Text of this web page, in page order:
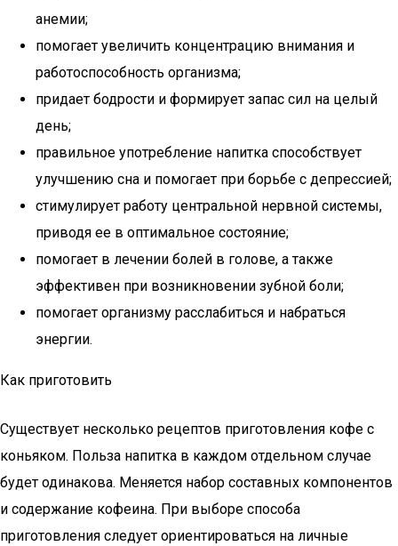
анемии;
помогает увеличить концентрацию внимания и
работоспособность организма;
придает бодрости и формирует запас сил на целый
день;
правильное употребление напитка способствует
улучшению сна и помогает при борьбе с депрессией;
стимулирует работу центральной нервной системы,
приводя ее в оптимальное состояние;
помогает в лечении болей в голове, а также
эффективен при возникновении зубной боли;
помогает организму расслабиться и набраться
энергии.
Как приготовить
Существует несколько рецептов приготовления кофе с
коньяком. Польза напитка в каждом отдельном случае
будет одинакова. Меняется набор составных компонентов
и содержание кофеина. При выборе способа
приготовления следует ориентироваться на личные